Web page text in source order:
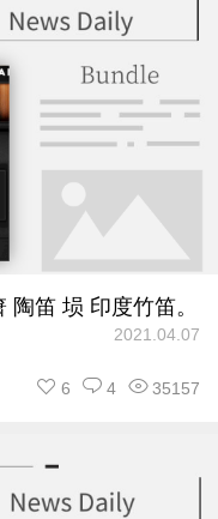
陶笛 埙 印度竹笛。
2021.04.07
35157
4
6